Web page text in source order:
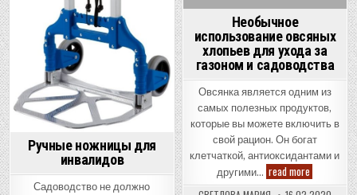
Ручные ножницы для
инвалидов
Садоводство не должно
Необычное
использование овсяных
хлопьев для ухода за
газоном и садоводства
Овсянка является одним из
самых полезных продуктов,
которые вы можете включить в
свой рацион. Он богат
клетчаткой, антиоксидантами и
другими… read more Необычное
овсяных